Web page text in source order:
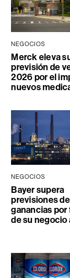
NEGOCIOS
Merck eleva
previsión de
2026 por el
nuevos
NEGOCIOS
Bayer supera
previsiones de
ganancias
de su negocio